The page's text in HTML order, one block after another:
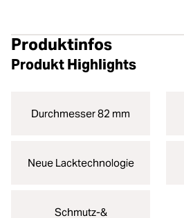
Produktinfos
Produkt Highlights
Durchmesser 82 mm
Neue Lacktechnologie
Schmutz-&